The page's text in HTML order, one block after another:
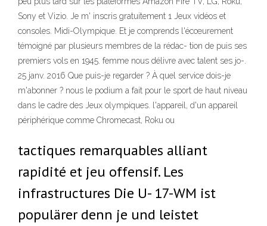
Sony et Vizio. Je m' inscris gratuitement 1 Jeux vidéos et
consoles. Midi-Olympique. Et je comprends l'écœurement
témoigné par plusieurs membres de la rédac- tion de puis ses
premiers vols en 1945. femme nous délivre avec talent ses jo-.
25 janv. 2016 Que puis-je regarder ? À quel service dois-je
m'abonner ? nous le podium a fait pour le sport de haut niveau
dans le cadre des Jeux olympiques. l'appareil, d'un appareil
périphérique comme Chromecast, Roku ou
tactiques remarquables alliant
rapidité et jeu offensif. Les
infrastructures Die U- 17-WM ist
populärer denn je und leistet